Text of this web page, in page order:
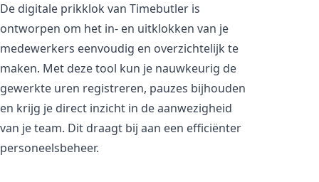
De digitale prikklok van Timebutler is
ontworpen om het in- en uitklokken van je
medewerkers eenvoudig en overzichtelijk te
maken. Met deze tool kun je nauwkeurig de
gewerkte uren registreren, pauzes bijhouden
en krijg je direct inzicht in de aanwezigheid
van je team. Dit draagt bij aan een efficiënter
personeelsbeheer.